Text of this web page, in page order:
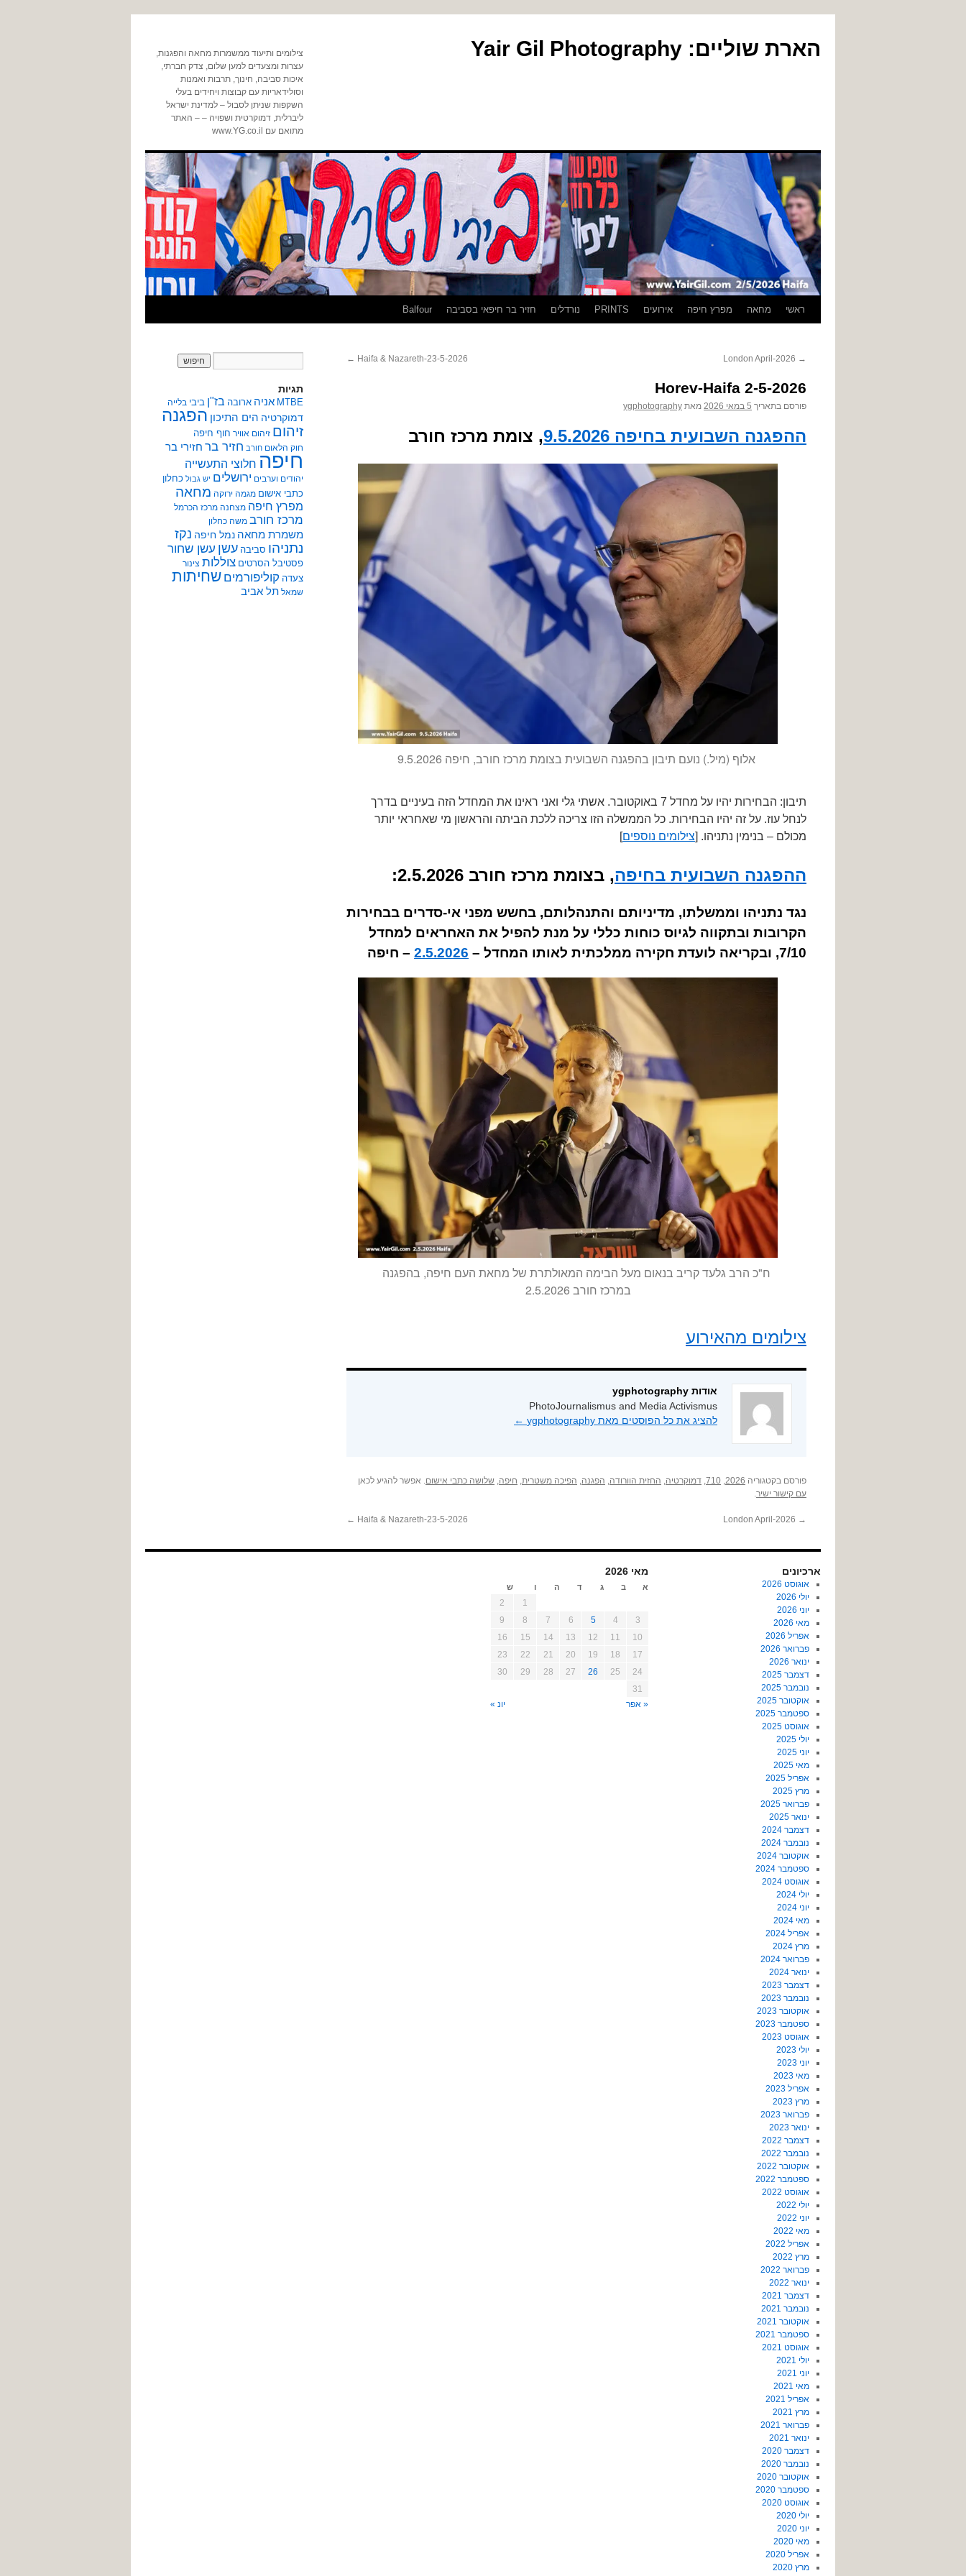
הארת שוליים: Yair Gil Photography
צילומים ותיעוד ממשמרות מחאה והפגנות,
עצרות ומצעדים למען שלום, צדק חברתי,
איכות סביבה, חינוך, תרבות ואמנות
וסולידאריות עם קבוצות ויחידים בעלי
השקפות שניתן לסבול – למדינת ישראל
ליברלית, דמוקרטית ושפויה – – האתר
מתואם עם www.YG.co.il
לדלגראשי מחאה מפרץ חיפה אירועים PRINTS נורדלים חזיר בר חיפאי בסביבה Balfour
→
Haifa & Nazareth-23-5-2026
←
Horev-Haifa 2-5-2026
פורסם בתאריך 5 במאי 2026 מאת ygphotography
ההפגנה השבועית בחיפה 9.5.2026 , צומת מרכז חורב
אלוף (מיל.) נועם תיבון בהפגנה השבועית בצומת מרכז חורב, חיפה 9.5.2026
תיבון: הבחירות יהיו על מחדל 7 באוקטובר. אשתי גלי ואני ראינו את המחדל הזה בעיניים בדרך
לנחל עוז. על זה יהיו הבחירות. כל הממשלה הזו צריכה ללכת הביתה והראשון מי שאחראי יותר
מכולם – בנימין נתניהו. [צילומים נוספים]
ההפגנה השבועית בחיפה, בצומת מרכז חורב 2.5.2026:
נגד נתניהו וממשלתו, מדיניותם והתנהלותם, בחשש מפני אי-סדרים בבחירות
הקרובות ובתקווה לגיוס כוחות כללי על מנת להפיל את האחראים למחדל
7/10, ובקריאה לועדת חקירה ממלכתית לאותו המחדל –
2.5.2026 – חיפה
ח"כ הרב גלעד קריב בנאום מעל הבימה המאולתרת של מחאת העם חיפה, בהפגנה
במרכז חורב 2.5.2026
צילומים מהאירוע
אודות ygphotography
PhotoJournalismus and Media Activismus
להציג את כל הפוסטים מאת ygphotography‏
←
פורסם בקטגוריה 2026
,
710
, דמוקרטיה, החזית הוורודה, הפגנה, הפיכה משטרית, חיפה, שלושה כתבי אישום. אפשר להגיע לכאן
עם קישור ישיר.
→
Haifa & Nazareth-23-5-2026
←
תגיות
MTBE אניה ארובה בז"ן ביבי בלייה
דמוקרטיה הים התיכון הפגנה
זיהום זיהום אוויר חוף חיפה
חוק הלאום חורב חזיר בר חזירי בר
חיפה חלוצי התעשייה
יהודים וערבים ירושלים יש גבול כחלון
כתבי אישום מגמה ירוקה מחאה
מפרץ חיפה מצחנה מרכז הכרמל
מרכז חורב משה כחלון
משמרת מחאה נמל חיפה נקז
נתניהו סביבה עשן עשן שחור
פסטיבל הסרטים צוללות צינור
צעדה קוליפורמים שחיתות
שמאל תל אביב
ארכיונים
אוגוסט 2026
יולי 2026
יוני 2026
מאי 2026
אפריל 2026
פברואר 2026
ינואר 2026
דצמבר 2025
נובמבר 2025
אוקטובר 2025
ספטמבר 2025
אוגוסט 2025
יולי 2025
יוני 2025
מאי 2025
אפריל 2025
מרץ 2025
פברואר 2025
ינואר 2025
דצמבר 2024
נובמבר 2024
אוקטובר 2024
ספטמבר 2024
אוגוסט 2024
יולי 2024
יוני 2024
מאי 2024
אפריל 2024
מרץ 2024
פברואר 2024
ינואר 2024
דצמבר 2023
נובמבר 2023
אוקטובר 2023
ספטמבר 2023
אוגוסט 2023
יולי 2023
יוני 2023
מאי 2023
אפריל 2023
מרץ 2023
פברואר 2023
ינואר 2023
דצמבר 2022
נובמבר 2022
אוקטובר 2022
ספטמבר 2022
אוגוסט 2022
יולי 2022
יוני 2022
מאי 2022
אפריל 2022
מרץ 2022
פברואר 2022
ינואר 2022
דצמבר 2021
נובמבר 2021
אוקטובר 2021
ספטמבר 2021
אוגוסט 2021
יולי 2021
יוני 2021
מאי 2021
אפריל 2021
מרץ 2021
פברואר 2021
ינואר 2021
דצמבר 2020
נובמבר 2020
אוקטובר 2020
ספטמבר 2020
אוגוסט 2020
יולי 2020
יוני 2020
מאי 2020
אפריל 2020
מרץ 2020
מאי 2026
א ב ג ד ה ו ש
1
2
3
4
5
6
7
8
9
10
11
12
13
14
15
16
17
18
19
20
21
22
23
24
25
26
27
28
29
30
31
« אפר
יונ »